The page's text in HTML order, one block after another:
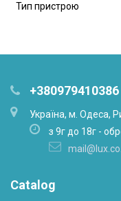
Тип пристрою
+380979410386
Українa, м. Одеса,
з 9г до 18г -
Catalog